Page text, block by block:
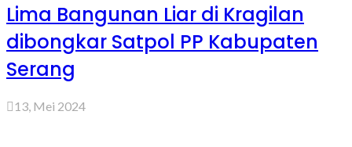
Lima Bangunan Liar di Kragilan
dibongkar Satpol PP Kabupaten
Serang
13, Mei 2024